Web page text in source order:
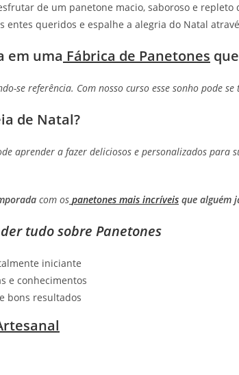
de um panetone macio, saboroso e repleto
entes queridos e espalhe a alegria do Natal
em uma Fábrica de Panetones
se referência. Com nosso curso esse sonho pode
de Natal?
aprender a fazer deliciosos e personalizados para
com os panetones mais incríveis que alguém
tudo sobre Panetones
iniciante
e conhecimentos
bons resultados